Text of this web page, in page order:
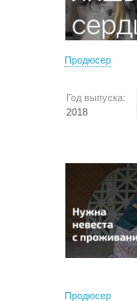
Продюсер
Год выпуска:
2018
Продюсер